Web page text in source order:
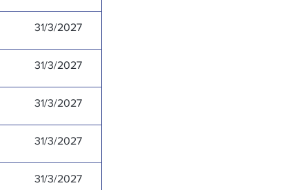
31/3/2027
31/3/2027
31/3/2027
31/3/2027
31/3/2027